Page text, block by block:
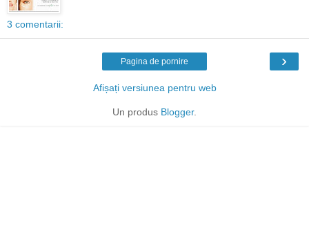
3 comentarii:
›
Pagina de pornire
Afișați versiunea pentru web
Un produs Blogger.